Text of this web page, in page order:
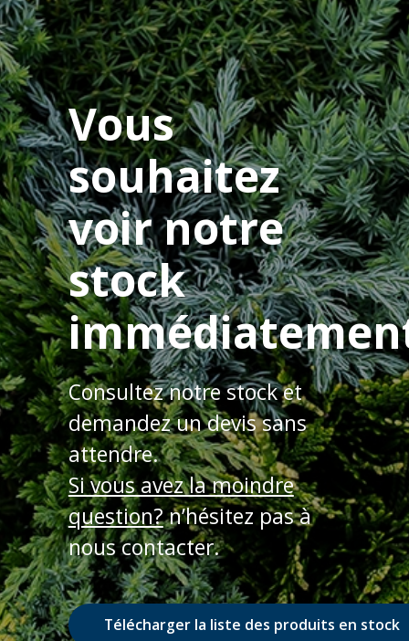
Vous
souhaitez
voir notre
stock
Consultez notre stock et
demandez un devis sans
attendre.
Si vous avez la moindre
question?n’hésitez pas à
nous contacter.
Télécharger la liste des produits en stock